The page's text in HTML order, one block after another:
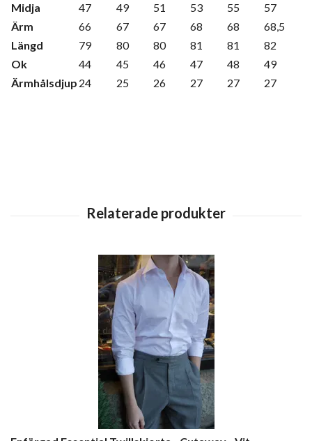
Midja
47 49 51 53 55
57
Ärm
66 67 67 68 68
68,5
Längd
79 80 80 81 81
82
Ok
44 45 46 47 48
49
Ärmhålsdjup 24 25 26 27 27 27